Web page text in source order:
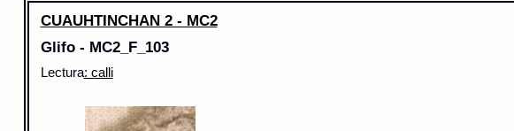
CUAUHTINCHAN 2 - MC2
Glifo - MC2_F_103
Lectura: calli